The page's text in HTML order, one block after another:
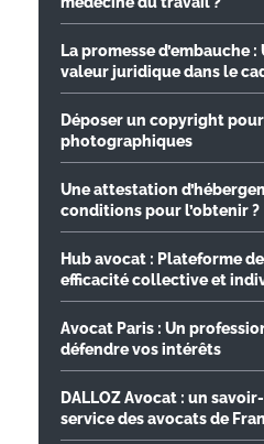
La promesse d’embauche
valeur juridique dans le
Déposer un copyright
photographiques
Une attestation
conditions pour l’obtenir ?
Hub avocat : Plateforme
efficacité collective et
Avocat Paris : Un
défendre vos intérêts
DALLOZ Avocat : un
service des avocats de